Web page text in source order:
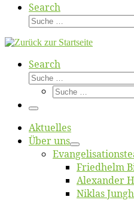
Search
Suche
Search
Suche
Suche
Menü
Ak­tu­el­les
Über uns
Fried­helm
Alex­an­der
Ni­klas